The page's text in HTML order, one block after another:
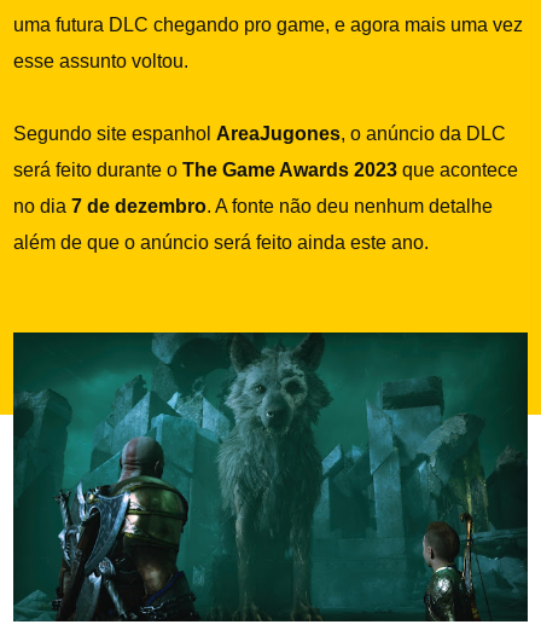
uma futura DLC chegando pro game, e agora mais uma vez
esse assunto voltou.
Segundo site espanholAreaJugones, o anúncio da DLC
será feito durante oThe Game Awards 2023 que acontece
no dia7 de dezembro. A fonte não deu nenhum detalhe
além de que o anúncio será feito ainda este ano.